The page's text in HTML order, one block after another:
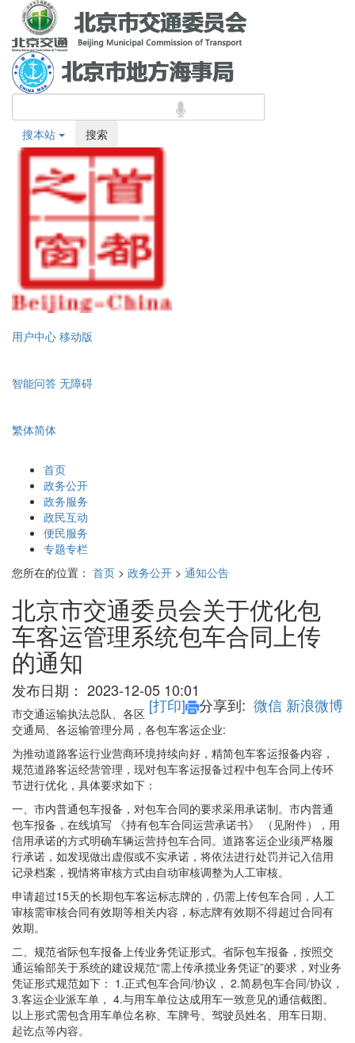
搜本站 搜索
用户中心 移动版
智能问答 无障碍
繁体简体
首页
政务公开
政务服务
政民互动
便民服务
专题专栏
您所在的位置： 首页 > 政务公开 > 通知公告
北京市交通委员会关于优化包
车客运管理系统包车合同上传
的通知
发布日期： 2023-12-05 10:01
[打印] 分享到: 微信 新浪微博
市交通运输执法总队、各区
交通局、各运输管理分局，各包车客运企业:
为推动道路客运行业营商环境持续向好，精简包车客运报备内容，
规范道路客运经营管理，现对包车客运报备过程中包车合同上传环
节进行优化，具体要求如下：
一、市内普通包车报备，对包车合同的要求采用承诺制。市内普通
包车报备，在线填写 《持有包车合同运营承诺书》 （见附件），用
信用承诺的方式明确车辆运营持包车合同。道路客运企业须严格履
行承诺，如发现做出虚假或不实承诺，将依法进行处罚并记入信用
记录档案，视情将审核方式由自动审核调整为人工审核。
申请超过15天的长期包车客运标志牌的，仍需上传包车合同，人工
审核需审核合同有效期等相关内容，标志牌有效期不得超过合同有
效期。
二、规范省际包车报备上传业务凭证形式。省际包车报备，按照交
通运输部关于系统的建设规范“需上传承揽业务凭证”的要求，对业务
凭证形式规范如下： 1.正式包车合同/协议， 2.简易包车合同/协议，
3.客运企业派车单， 4.与用车单位达成用车一致意见的通信截图。
以上形式需包含用车单位名称、车牌号、驾驶员姓名、用车日期、
起讫点等内容。